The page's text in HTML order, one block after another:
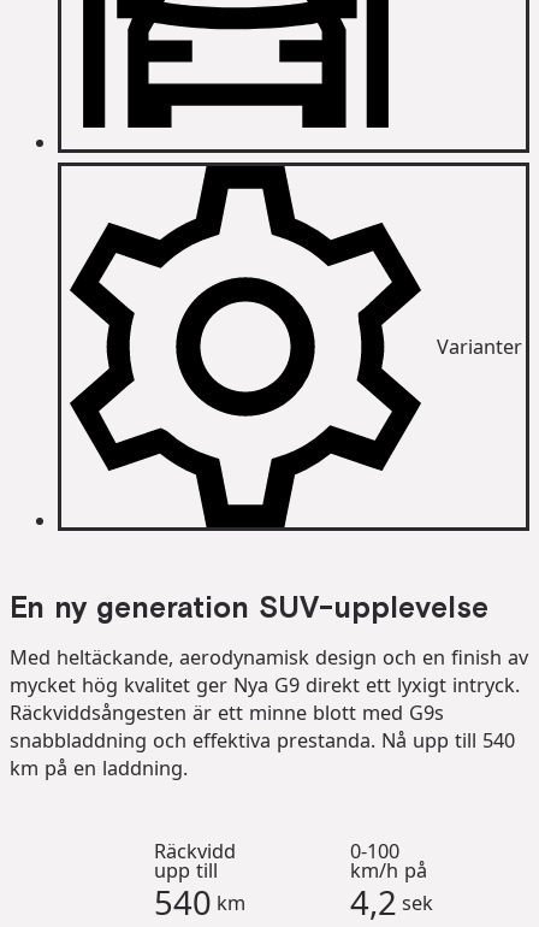
Varianter
En ny generation SUV-upplevelse
Med heltäckande, aerodynamisk design och en finish av
mycket hög kvalitet ger Nya G9 direkt ett lyxigt intryck.
Räckviddsångesten är ett minne blott med G9s
snabbladdning och effektiva prestanda. Nå upp till 540
km på en laddning.
Räckvidd
upp till
540 km
0-100
km/h på
4,2 sek